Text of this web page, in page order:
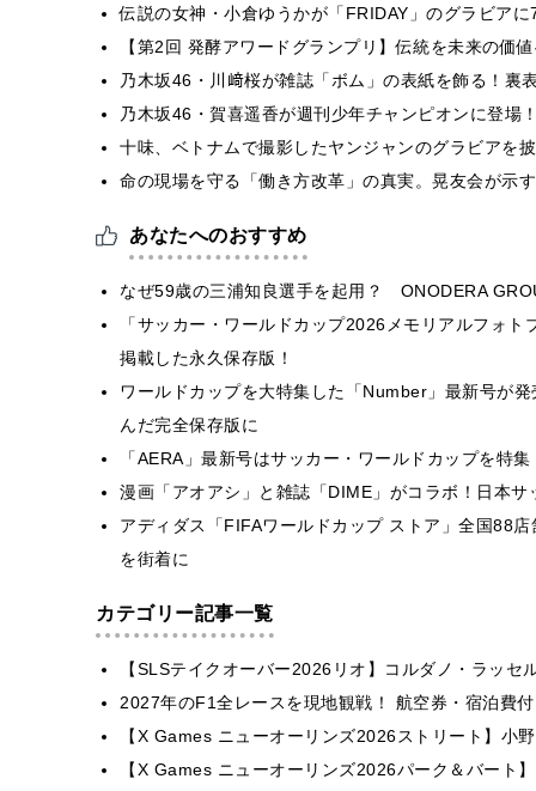
伝説の女神・小倉ゆうかが「FRIDAY」のグラビア
【第2回 発酵アワードグランプリ】伝統を未来の価
乃木坂46・川﨑桜が雑誌「ボム」の表紙を飾る！裏
乃木坂46・賀喜遥香が週刊少年チャンピオンに登
十味、ベトナムで撮影したヤンジャンのグラビアを
命の現場を守る「働き方改革」の真実。晃友会が示
あなたへのおすすめ
なぜ59歳の三浦知良選手を起用？ ONODERA
「サッカー・ワールドカップ2026メモリアルフォ
掲載した永久保存版！
ワールドカップを大特集した「Number」最新号が
んだ完全保存版に
「AERA」最新号はサッカー・ワールドカップを特
漫画「アオアシ」と雑誌「DIME」がコラボ！日本
アディダス「FIFAワールドカップ ストア」全国88
を街着に
カテゴリー記事一覧
【SLSテイクオーバー2026リオ】コルダノ・ラッ
2027年のF1全レースを現地観戦！ 航空券・宿泊費
【X Games ニューオーリンズ2026ストリート】小
【X Games ニューオーリンズ2026パーク＆バート